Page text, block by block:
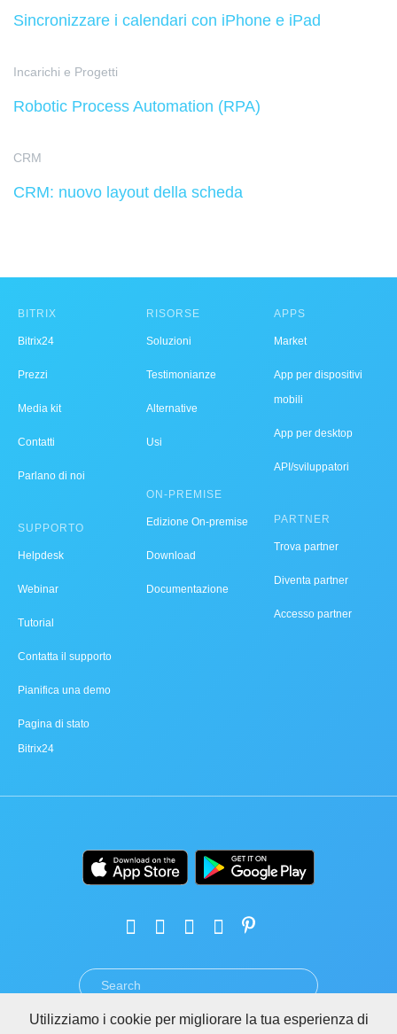
Sincronizzare i calendari con iPhone e iPad
Incarichi e Progetti
Robotic Process Automation (RPA)
CRM
CRM: nuovo layout della scheda
BITRIX
Bitrix24
Prezzi
Media kit
Contatti
Parlano di noi
SUPPORTO
Helpdesk
Webinar
Tutorial
Contatta il supporto
Pianifica una demo
Pagina di stato
Bitrix24
RISORSE
Soluzioni
Testimonianze
Alternative
Usi
ON-PREMISE
Edizione On-premise
Download
Documentazione
APPS
Market
App per dispositivi
mobili
App per desktop
API/sviluppatori
PARTNER
Trova partner
Diventa partner
Accesso partner
PRIVACY GDPR ABUSO
Utilizziamo i cookie per migliorare la tua esperienza di